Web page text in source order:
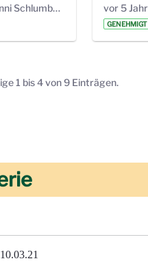
vor 5 Jahren von Anni Schlumberger
GENEHMIGT
1 bis 4 von 9 Einträgen.